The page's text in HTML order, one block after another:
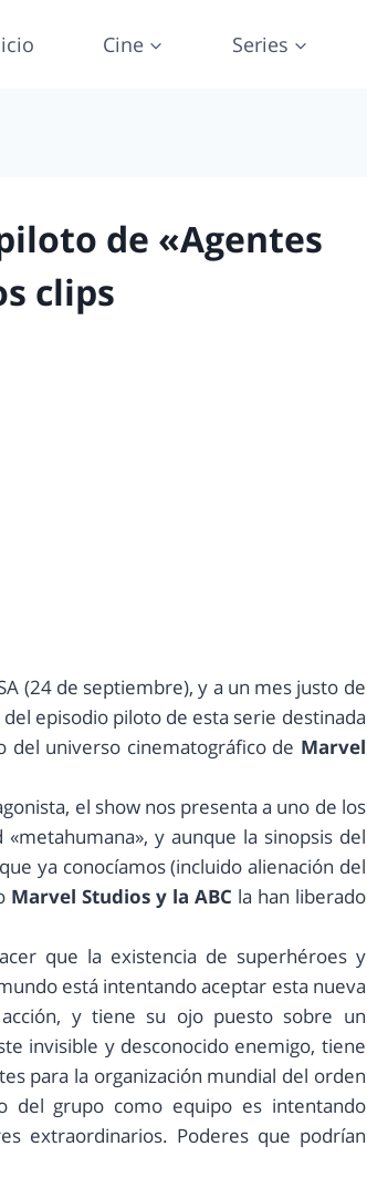
Cine Series
de «Agentes
clips
(24 de septiembre), y a un mes justo de
episodio piloto de esta serie destinada
del universo cinematográfico de Marvel
el show nos presenta a uno de los
y aunque la sinopsis del
ya conocíamos (incluido alienación del
Marvel Studios y la ABC la han liberado
que la existencia de superhéroes y
está intentando aceptar esta nueva
y tiene su ojo puesto sobre un
invisible y desconocido enemigo, tiene
para la organización mundial del orden
del grupo como equipo es intentando
extraordinarios. Poderes que podrían